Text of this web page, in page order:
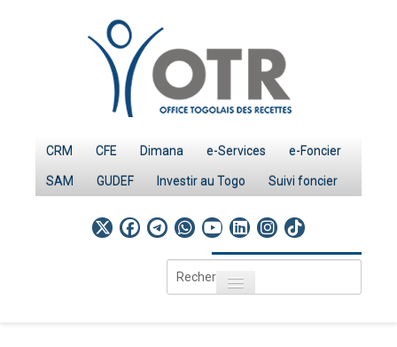
CRM CFE Dimana e-Services e-Foncier
SAM GUDEF Investir au Togo Suivi foncier
Rechercher
Toggle navigation